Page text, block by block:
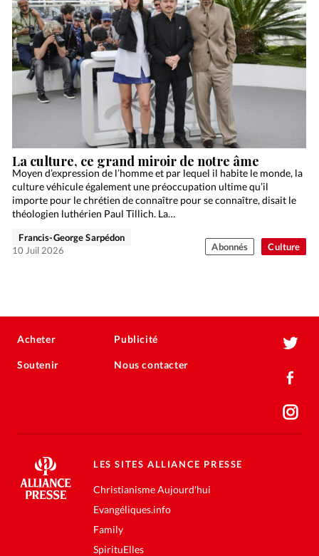
Culture
La culture, ce grand miroir de notre âme
Moyen d’expression de l’homme et par lequel il habite le monde, la
culture véhicule également une préoccupation ultime qu’il
importe pour le chrétien de connaître pour se connaître, disait le
théologien luthérien Paul Tillich. La…
Francis-George Sarpédon
10 Juil 2026
Abonnés
Acheter
Soutenir
Publicité
Nous contacter
LES SITES ALLIANCE PRESSE
Christianisme Aujourd'hui
Evangéliques.info
Family
SpirituElles